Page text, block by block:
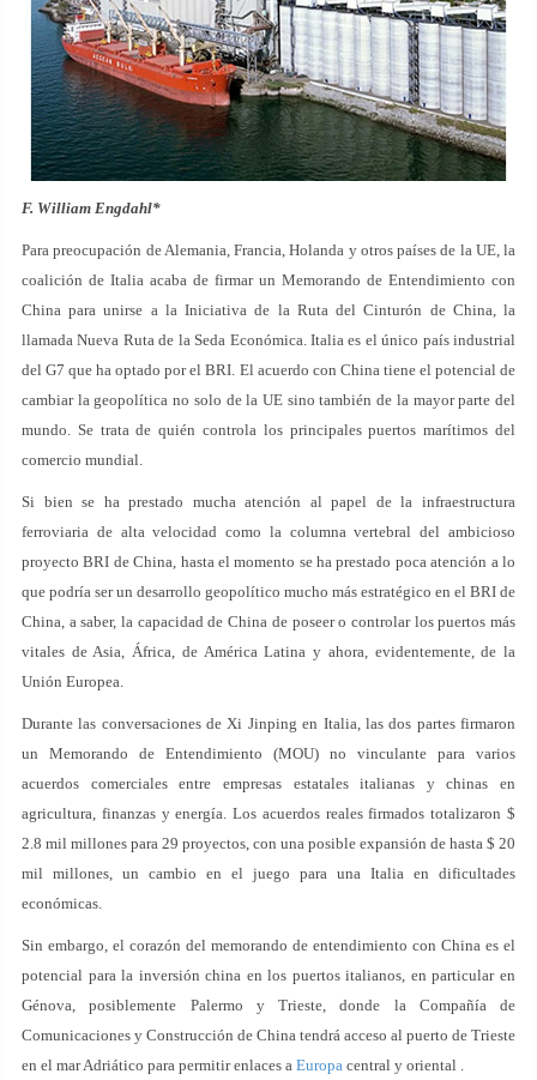
F. William Engdahl*
Para preocupación de Alemania, Francia, Holanda y otros países de la UE, la
coalición de Italia acaba de firmar un Memorando de Entendimiento con
China para unirse a la Iniciativa de la Ruta del Cinturón de China, la
llamada Nueva Ruta de la Seda Económica. Italia es el único país industrial
del G7 que ha optado por el BRI. El acuerdo con China tiene el potencial de
cambiar la geopolítica no solo de la UE sino también de la mayor parte del
mundo. Se trata de quién controla los principales puertos marítimos del
comercio mundial.
Si bien se ha prestado mucha atención al papel de la infraestructura
ferroviaria de alta velocidad como la columna vertebral del ambicioso
proyecto BRI de China, hasta el momento se ha prestado poca atención a lo
que podría ser un desarrollo geopolítico mucho más estratégico en el BRI de
China, a saber, la capacidad de China de poseer o controlar los puertos más
vitales de Asia, África, de América Latina y ahora, evidentemente, de la
Unión Europea.
Durante las conversaciones de Xi Jinping en Italia, las dos partes firmaron
un Memorando de Entendimiento (MOU) no vinculante para varios
acuerdos comerciales entre empresas estatales italianas y chinas en
agricultura, finanzas y energía. Los acuerdos reales firmados totalizaron $
2.8 mil millones para 29 proyectos, con una posible expansión de hasta $ 20
mil millones, un cambio en el juego para una Italia en dificultades
económicas.
Sin embargo, el corazón del memorando de entendimiento con China es el
potencial para la inversión china en los puertos italianos, en particular en
Génova, posiblemente Palermo y Trieste, donde la Compañía de
Comunicaciones y Construcción de China tendrá acceso al puerto de Trieste
en el mar Adriático para permitir enlaces a Europa central y oriental .